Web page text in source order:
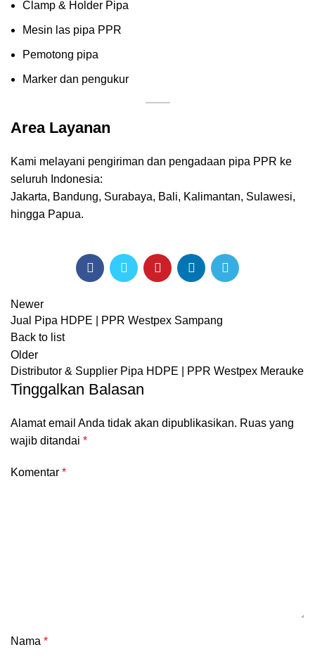
Clamp & Holder Pipa
Mesin las pipa PPR
Pemotong pipa
Marker dan pengukur
Area Layanan
Kami melayani pengiriman dan pengadaan pipa PPR ke
seluruh Indonesia:
Jakarta, Bandung, Surabaya, Bali, Kalimantan, Sulawesi,
hingga Papua.
Newer
Jual Pipa HDPE | PPR Westpex Sampang
Back to list
Older
Distributor & Supplier Pipa HDPE | PPR Westpex Merauke
Tinggalkan Balasan
Alamat email Anda tidak akan dipublikasikan. Ruas yang
wajib ditandai *
Komentar *
Nama *